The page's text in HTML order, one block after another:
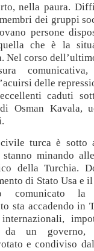
nella paura.
dei gruppi
persone
che è la
Nel corso
delle
caduti
Osman Kavala,
turca è sotto
minando
della Turchia.
di Stato Usa e
comunicato la
sta accadendo in
da un governo,
e condiviso